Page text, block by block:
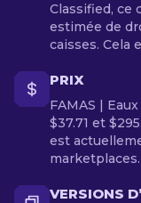
Classified, ce
estimée de
caisses. Cela
PRIX
FAMAS |
$37.71 et
est
marketplaces.
VERSIONS